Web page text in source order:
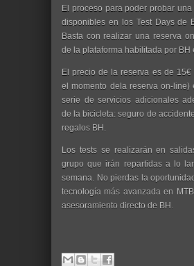
El proceso para poder probar
disponibles en los Test Days de
Basta con realizar una reserva
de la plataforma habilitada por BH
El precio de la reserva es de 15€
el momento dela reserva on-line)
serie de servicios adicionales
de la bicicleta: seguro de
regalos BH.
Los tests se realizarán en
grupo que irán repartidas a lo
semana. No pierdas la
tecnología más avanzada en
asesoramiento directo de BH.